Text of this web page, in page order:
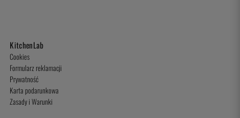
KitchenLab
Cookies
Formularz reklamacji
Prywatność
Karta podarunkowa
Zasady i Warunki